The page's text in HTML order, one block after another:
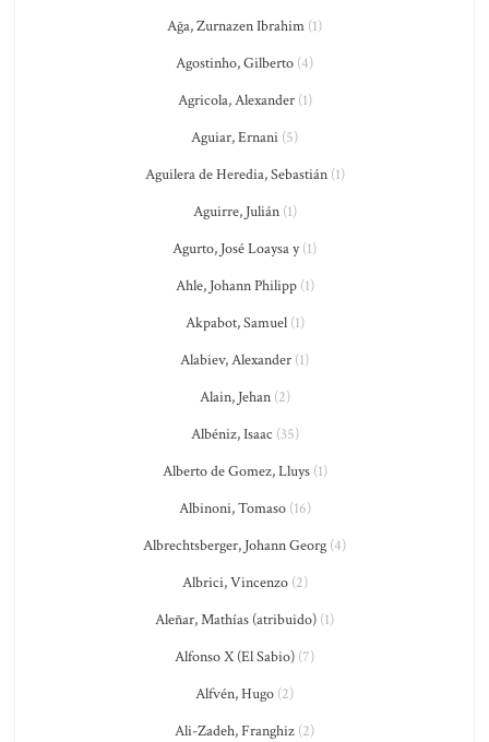
Ağa, Zurnazen Ibrahim (1)
Agostinho, Gilberto (4)
Agricola, Alexander(1)
Aguiar, Ernani (5)
Aguilera de Heredia, Sebastián(1)
Aguirre, Julián(1)
Agurto, José Loaysa y(1)
Ahle, Johann Philipp(1)
Akpabot, Samuel(1)
Alabiev, Alexander (1)
Alain, Jehan(2)
Albéniz, Isaac (35)
Alberto de Gomez, Lluys(1)
Albinoni, Tomaso(16)
Albrechtsberger, Johann Georg (4)
Albrici, Vincenzo(2)
Aleñar, Mathías (atribuido) (1)
Alfonso X (El Sabio) (7)
Alfvén, Hugo (2)
Ali-Zadeh, Franghiz (2)